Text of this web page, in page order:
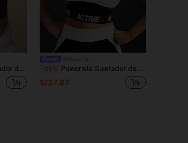
entrenamiento y running -25% Powerista Sujetador deportivo de bloques de color para mujer talla grande
S/37.87